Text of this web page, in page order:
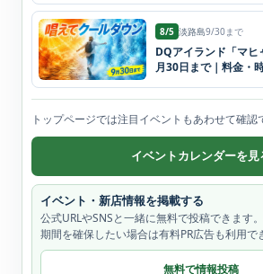
8/5 淡路島9/30まで
DQアイランド「マ
月30日まで｜料金・
トップページでは注目イベントもあわせて確認
イベントカレンダーを見
イベント・新店情報を掲載する
公式URLやSNSと一緒に無料で投稿できます
期間を確保したい場合は有料PR広告も利用で
無料で情報投稿